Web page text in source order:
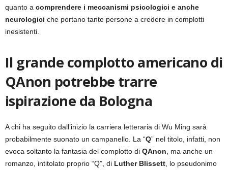
quanto a comprendere i meccanismi psicologici e anche
neurologici che portano tante persone a credere in complotti
inesistenti.
Il grande complotto americano di
QAnon potrebbe trarre
ispirazione da Bologna
A chi ha seguito dall’inizio la carriera letteraria di Wu Ming sarà
probabilmente suonato un campanello. La “Q” nel titolo, infatti, non
evoca soltanto la fantasia del complotto di QAnon, ma anche un
romanzo, intitolato proprio “Q”, di Luther Blissett, lo pseudonimo